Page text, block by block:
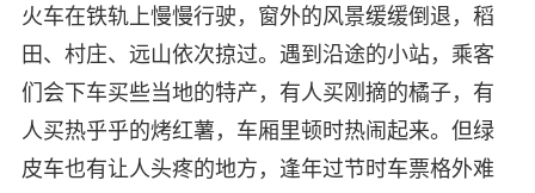
火车在铁轨上慢慢行驶，窗外的风景缓缓倒退，稻
田、村庄、远山依次掠过。遇到沿途的小站，乘客
们会下车买些当地的特产，有人买刚摘的橘子，有
人买热乎乎的烤红薯，车厢里顿时热闹起来。但绿
皮车也有让人头疼的地方，逢年过节时车票格外难